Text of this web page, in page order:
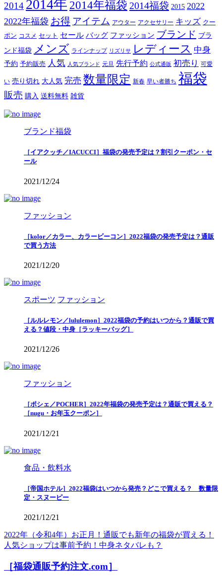
2014 2014年 2014年福袋 2014福袋 2015 2022
2022年福袋 お得 アイテム アウター アクセサリー キッズ クー
ポン コスメ セット セール バッグ ファッション ブランド ブラ
ンド福袋 メンズ ラインナップ リズリサ レディース 中身
予約 予約販売 人気 人気ブランド 元旦 先行予約 公式通販 初売り 可愛
い 売り切れ 大人気 完売 数量限定 新春 早い者勝ち 福袋
販売 購入 送料無料 雑貨
ブランド福袋
［イアクッチ／IACUCCI］福袋の発売予定は？割引クーポン・セ
ール
2021/12/24
ファッション
［kolor／カラー、カラービーコン］2022福袋の発売予定は？通販
で買う方法
2021/12/20
スポーツ ファッション
［ルルレモン／lululemon］2022福袋の予約はいつから？通販で買
える？値段・中身［ラッキーバッグ］
2021/12/26
ファッション
［ポシェ／POCHER］2022年福袋の発売予定は？通販で買える？
［nugu・お年玉クーポン］
2021/12/21
食品・飲料水
［帝国ホテル］2022福袋はいつから発売？どこで買える？ 数量限
定・スヌーピー
2021/12/21
2022年（令和4年）お正月！通販でも新年の福袋が買える！
人気ショップは事前予約！中身ネタバレも？
［福袋通販予約注文.com］